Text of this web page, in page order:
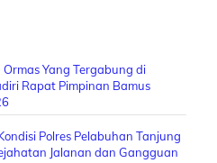
Yang Tergabung di
Rapat Pimpinan Bamus
Polres Pelabuhan Tanjung
Jalanan dan Gangguan